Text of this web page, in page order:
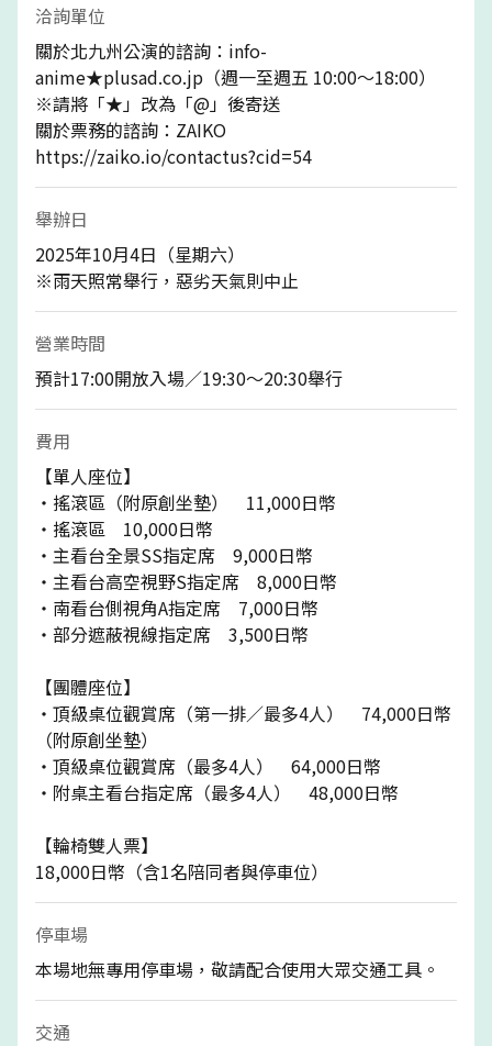
洽詢單位
關於北九州公演的諮詢：info-
anime★plusad.co.jp（週一至週五 10:00～18:00）
※請將「★」改為「@」後寄送
關於票務的諮詢：ZAIKO
https://zaiko.io/contactus?cid=54
舉辦日
2025年10月4日（星期六）
※雨天照常舉行，惡劣天氣則中止
營業時間
預計17:00開放入場／19:30～20:30舉行
費用
【單人座位】
・搖滾區（附原創坐墊） 11,000日幣
・搖滾區 10,000日幣
・主看台全景SS指定席 9,000日幣
・主看台高空視野S指定席 8,000日幣
・南看台側視角A指定席 7,000日幣
・部分遮蔽視線指定席 3,500日幣
【團體座位】
・頂級桌位觀賞席（第一排／最多4人） 74,000日幣
（附原創坐墊）
・頂級桌位觀賞席（最多4人） 64,000日幣
・附桌主看台指定席（最多4人） 48,000日幣
【輪椅雙人票】
18,000日幣（含1名陪同者與停車位）
停車場
本場地無專用停車場，敬請配合使用大眾交通工具。
交通